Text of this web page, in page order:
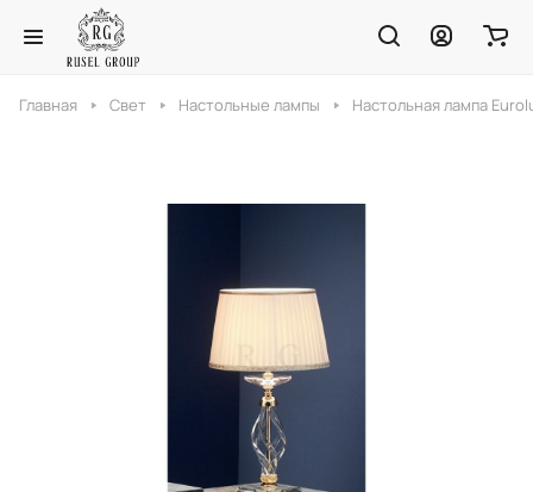
Главная Свет Настольные лампы Настольная лампа